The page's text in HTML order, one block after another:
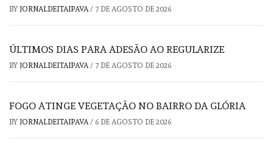
BY JORNALDEITAIPAVA/ 7 DE AGOSTO DE 2026
ÚLTIMOS DIAS PARA ADESÃO AO REGULARIZE
BY JORNALDEITAIPAVA/ 7 DE AGOSTO DE 2026
FOGO ATINGE VEGETAÇÃO NO BAIRRO DA GLÓRIA
BY JORNALDEITAIPAVA/ 6 DE AGOSTO DE 2026